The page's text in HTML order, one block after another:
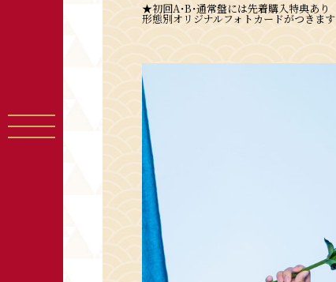
★初回A・B・通常盤には先着購入特典あり
形態別オリジナルフォトカードがつきます